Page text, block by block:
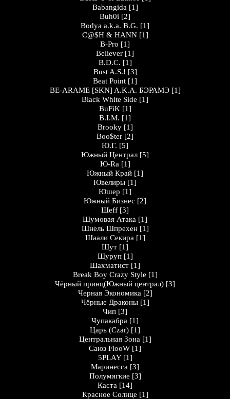
Babangida [1]
Buh0i [2]
Bodya a.k.a. B.G. [1]
C@$H & HANN [1]
B-Pro [1]
Believer [1]
B.D.C. [1]
Bust A.S.! [3]
Beat Point [1]
BE-ARAME [SKN] A.K.A. БЭРАМЭ [1]
Black White Side [1]
BuFiK [1]
B.I.M. [1]
Brooky [1]
Boo$ter [2]
Ю.Г. [5]
Южный Централ [5]
Ю-Ra [1]
Южный Край [1]
Ювелиры [1]
Юшер [1]
Южный Бизнес [2]
Шеff [3]
Шумовая Атака [1]
Шнель Шпрехен [1]
Шаали Секира [1]
Шут [1]
Шуруп [1]
Шахматист [1]
Break Boy Crazy Style [1]
Чёрный принц(Южный централ) [3]
Черная Экономика [2]
Чёрные Драконы [1]
Чип [3]
Чупакабра [1]
Царь (Czar) [1]
Центральная Зона [1]
Саюз FlooW [1]
5PLAY [1]
Маринесса [3]
Полумягкие [3]
Каста [14]
Кpaснoе Солнцe [1]